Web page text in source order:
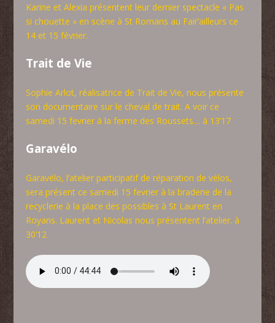
Karine et Alexia présentent leur dernier spectacle « Pas
si chouette » en scène à St Romans au Fair’ailleurs ce
14 et 15 février.
Trait de Vie
Sophie Arlot, réalisatrice de Trait de Vie, nous présente
son documentaire sur le cheval de trait. A voir ce
samedi 15 fevrier à la ferme des Roussets… à 13’17
Garavélo
Garavélo, l’atelier participatif de réparation de vélos,
sera présent ce samedi 15 fevrier à la braderie de la
recyclerie à la place des possibles à St Laurent en
Royans. Laurent et Nicolas nous présentent l’atelier. à
30’12